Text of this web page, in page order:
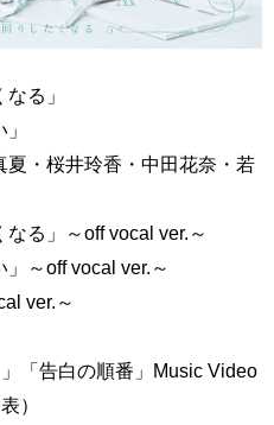
る」
・桜井玲香・中田花奈・若
る」～off vocal ver.～
～off vocal ver.～
ver.～
「告白の順番」Music Video
）